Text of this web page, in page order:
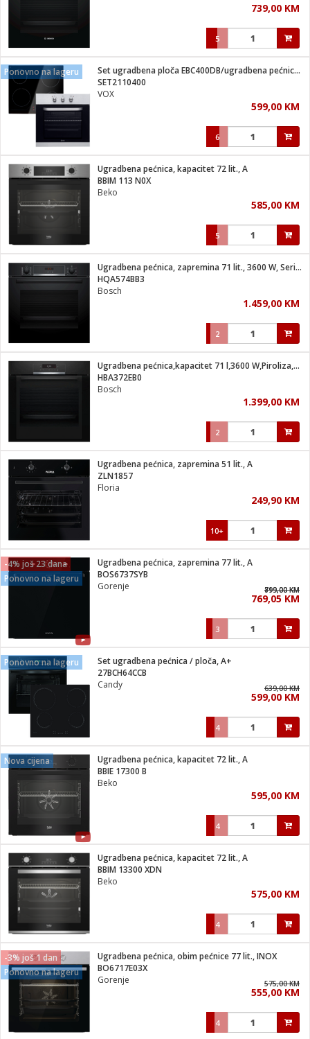
739,00 KM
5
Ponovno na lageru
Set ugradbena ploča EBC400DB/ugradbena pećnica EBB2110IX XL
SET2110400
VOX
599,00 KM
6
Ugradbena pećnica, kapacitet 72 lit., A
BBIM 113 N0X
Beko
585,00 KM
5
Ugradbena pećnica, zapremina 71 lit., 3600 W, Serie 4, A
HQA574BB3
Bosch
1.459,00 KM
2
Ugradbena pećnica,kapacitet 71 l,3600 W,Piroliza,Serie 4,A
HBA372EB0
Bosch
1.399,00 KM
2
Ugradbena pećnica, zapremina 51 lit., A
ZLN1857
Floria
249,90 KM
10+
-4% još 23 dana
Ponovno na lageru
Ugradbena pećnica, zapremina 77 lit., A
BOS6737SYB
Gorenje
819,00 KM
799,00 KM
769,05 KM
3
Ponovno na lageru
Set ugradbena pećnica / ploča, A+
27BCH64CCB
Candy
639,00 KM
599,00 KM
4
Nova cijena
Ugradbena pećnica, kapacitet 72 lit., A
BBIE 17300 B
Beko
595,00 KM
4
Ugradbena pećnica, kapacitet 72 lit., A
BBIM 13300 XDN
Beko
575,00 KM
4
-3% još 1 dan
Ponovno na lageru
Ugradbena pećnica, obim pećnice 77 lit., INOX
BO6717E03X
Gorenje
575,00 KM
555,00 KM
4